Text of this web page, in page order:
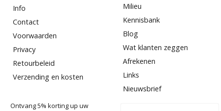
Info
Contact
Voorwaarden
Privacy
Retourbeleid
Verzending en kosten
Milieu
Kennisbank
Blog
Wat klanten zeggen
Afrekenen
Links
Nieuwsbrief
Ontvang 5% korting up uw